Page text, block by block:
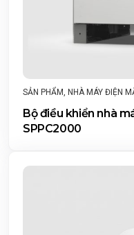
SẢN PHẨM, NHÀ MÁY ĐIỆN
Bộ điều khiển nhà
SPPC2000